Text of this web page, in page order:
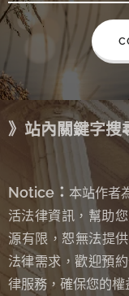
》站內關鍵字搜
Notice： 本站作者
活法律資訊，幫助
源有限，恕無法提
法律需求，歡迎預
律服務，確保您的權